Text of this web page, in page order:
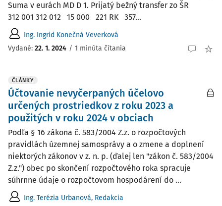
Suma v eurách MD D 1. Prijatý bežný transfer zo ŠR
312 001 312 012 15 000 221 RK 357...
Ing. Ingrid Konečná Veverková
Vydané: 22. 1. 2024 / 1 minúta čítania
ČLÁNKY
Účtovanie nevyčerpaných účelovo
určených prostriedkov z roku 2023 a
použitých v roku 2024 v obciach
Podľa § 16 zákona č. 583/2004 Z.z. o rozpočtových
pravidlách územnej samosprávy a o zmene a doplnení
niektorých zákonov v z. n. p. (ďalej len "zákon č. 583/2004
Z.z.") obec po skončení rozpočtového roka spracuje
súhrnne údaje o rozpočtovom hospodárení do ...
Ing. Terézia Urbanová, Redakcia